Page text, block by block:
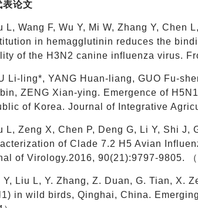
表论文
L, Wang F, Wu Y, Mi W, Zhang Y, Chen
in hemagglutinin reduces the
of the H3N2 canine influenza virus.
Li-ling*, YANG Huan-liang, GUO Fu-
ZENG Xian-ying. Emergence of
of Korea. Journal of Integrative
L, Zeng X, Chen P, Deng G, Li Y, Shi J,
of Clade 7.2 H5 Avian
of Virology.2016, 90(21):9797-9805. （
Liu L, Y. Zhang, Z. Duan, G. Tian, X.
in wild birds, Qinghai, China.